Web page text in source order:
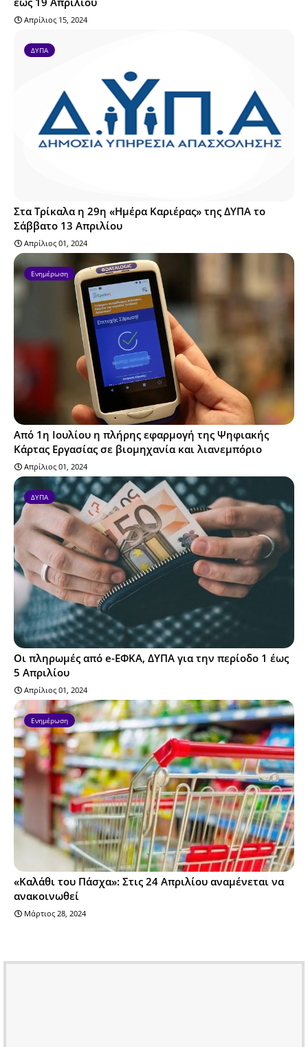
Απρίλιος 15, 2024
ΔΥΠΑ
Στα Τρίκαλα η 29η «Ημέρα Καριέρας» της ΔΥΠΑ το
Σάββατο 13 Απριλίου
Απρίλιος 01, 2024
Ενημέρωση
Από 1η Ιουλίου η πλήρης εφαρμογή της Ψηφιακής
Κάρτας Εργασίας σε βιομηχανία και λιανεμπόριο
Απρίλιος 01, 2024
ΔΥΠΑ
Οι πληρωμές από e-ΕΦΚΑ, ΔΥΠΑ για την περίοδο 1 έως
5 Απριλίου
Απρίλιος 01, 2024
Ενημέρωση
«Καλάθι του Πάσχα»: Στις 24 Απριλίου αναμένεται να
ανακοινωθεί
Μάρτιος 28, 2024